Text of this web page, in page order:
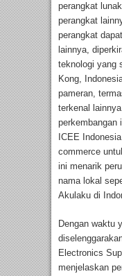
perangkat
perangkat
perangkat
lainnya,
teknologi yang
Kong,
pameran,
terkenal
perkembangan
ICEE
commerce
ini menarik
nama lokal
Akulaku di
Dengan waktu
Electronics
menjelaskan